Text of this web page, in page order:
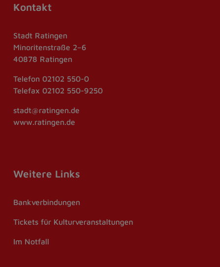
Kontakt
Stadt Ratingen
Minoritenstraße 2–6
40878 Ratingen
Telefon 02102 550-0
Telefax 02102 550-9250
stadt@ratingen.de
www.ratingen.de
Weitere Links
Bankverbindungen
Tickets für Kulturveranstaltungen
Im Notfall